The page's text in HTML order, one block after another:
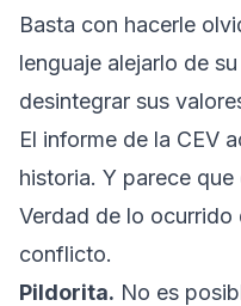
Basta con hacerle
lenguaje alejarlo de
desintegrar sus
El informe de la CEV
historia. Y parece
Verdad de lo ocurrido
conflicto.
Pildorita. No es